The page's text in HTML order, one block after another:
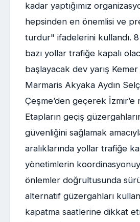
kadar yaptığımız
hepsinden en önemlisi ve
turdur" ifadelerini kullandı.
bazı yollar trafiğe kapalı
başlayacak dev yarış
Marmaris Akyaka Aydın
Çeşme’den geçerek İzmir’e
Etapların geçiş
güvenliğini sağlamak
aralıklarında yollar trafiğe
yönetimlerin
önlemler doğrultusunda
alternatif güzergahları
kapatma saatlerine dikkat